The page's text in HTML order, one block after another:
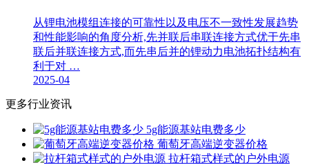
从锂电池模组连接的可靠性以及电压不一致性发展趋势
和性能影响的角度分析,先并联后串联连接方式优于先串
联后并联连接方式,而先串后并的锂动力电池拓扑结构有
利于对 …
2025-04
更多行业资讯
5g能源基站电费多少
葡萄牙高端逆变器价格
拉杆箱式样式的户外电源